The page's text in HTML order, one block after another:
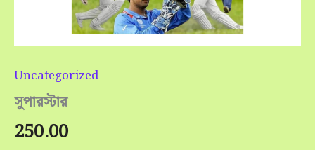
Uncategorized
সুপারস্টার
250.00